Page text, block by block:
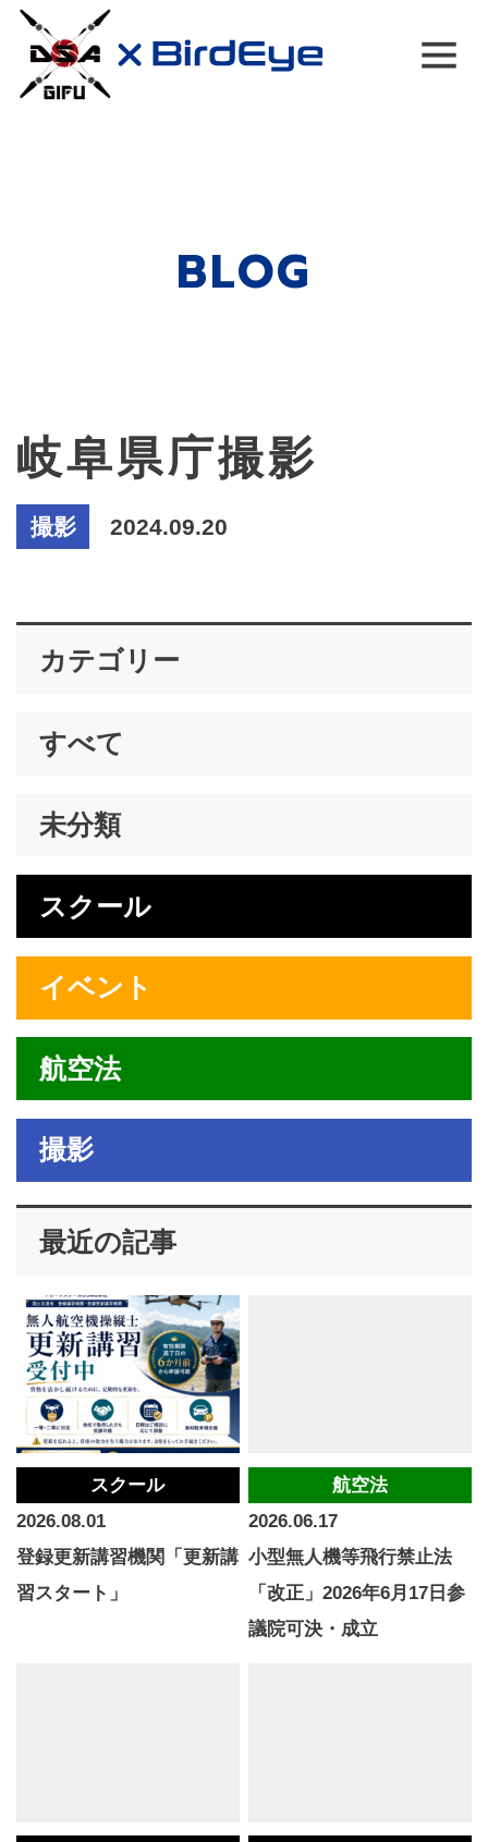
Main Navigation
BLOG
岐阜県庁撮影
撮影 2024.09.20
カテゴリー
すべて
未分類
スクール
イベント
航空法
撮影
最近の記事
スクール
2026.08.01
登録更新講習機関「更新講
習スタート」
航空法
2026.06.17
小型無人機等飛行禁止法
「改正」2026年6月17日参
議院可決・成立